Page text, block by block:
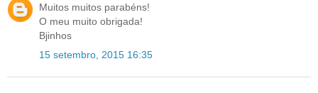
Muitos muitos parabéns!
O meu muito obrigada!
Bjinhos
15 setembro, 2015 16:35